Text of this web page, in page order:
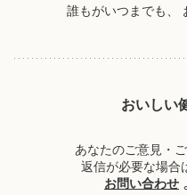
誰もがいつまでも、
おいしい
あなたのご意見・
返信が必要な場合
お問い合わせ